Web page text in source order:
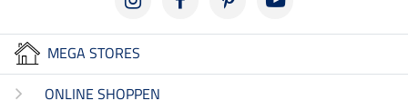
MEGA STORES
ONLINE SHOPPEN